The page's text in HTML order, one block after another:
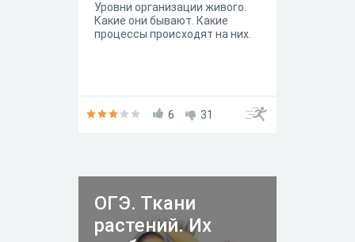
Уровни организации живого.
Какие они бывают. Какие
процессы происходят на них.
6 31
ОГЭ. Ткани
растений. Их